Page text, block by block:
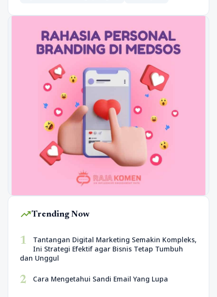
trending_upTrending Now
1
Tantangan Digital Marketing Semakin Kompleks,
Ini Strategi Efektif agar Bisnis Tetap Tumbuh
dan Unggul
2 Cara Mengetahui Sandi Email Yang Lupa